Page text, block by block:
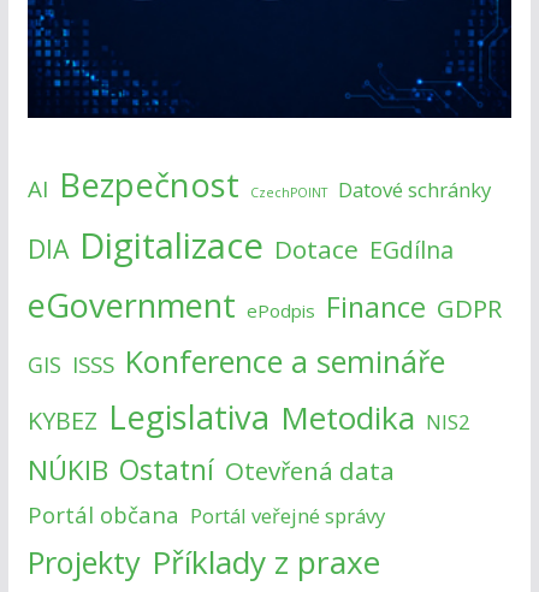
AI Bezpečnost CzechPOINT Datové schránky
DIA Digitalizace Dotace EGdílna
eGovernment ePodpis Finance GDPR
GIS ISSS Konference a semináře
KYBEZ Legislativa Metodika NIS2
NÚKIB Ostatní Otevřená data
Portál občana Portál veřejné správy
Projekty Příklady z praxe